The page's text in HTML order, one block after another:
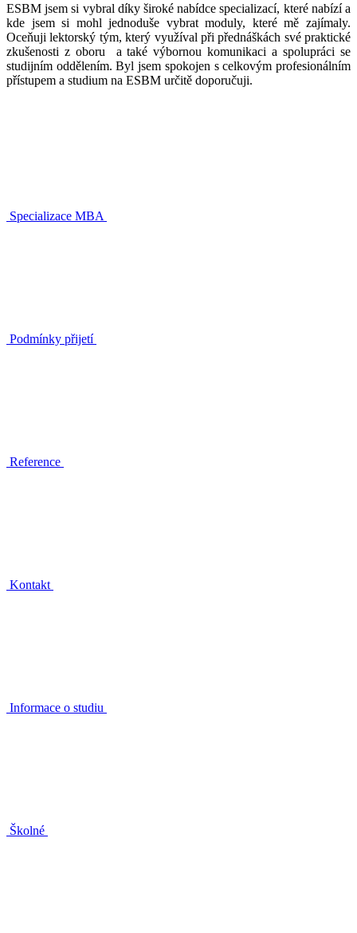
ESBM jsem si vybral díky široké nabídce specializací, které nabízí a
kde jsem si mohl jednoduše vybrat moduly, které mě zajímaly.
Oceňuji lektorský tým, který využíval při přednáškách své praktické
zkušenosti z oboru a také výbornou komunikaci a spolupráci se
studijním oddělením. Byl jsem spokojen s celkovým profesionálním
přístupem a studium na ESBM určitě doporučuji.
Specializace MBA
Podmínky přijetí
Reference
Kontakt
Informace o studiu
Školné